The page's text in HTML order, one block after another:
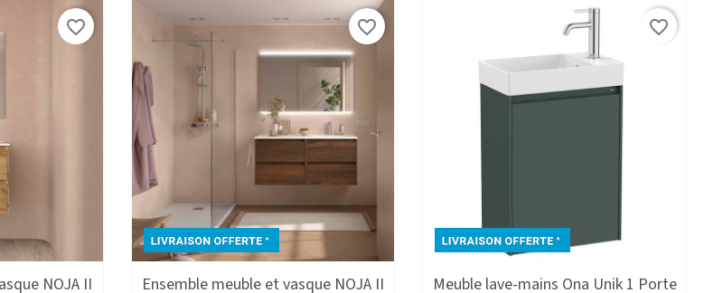
NOJA II
favorite_border
Ensemble meuble et vasque NOJA II
favorite_border
Meuble lave-mains Ona Unik 1 Porte
favorite_border